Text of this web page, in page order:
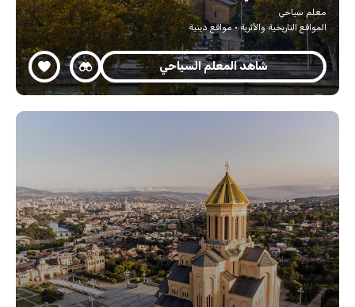
معلم سياحي
المواقع التاريخية والأثرية · مواقع دينية
شاهد المعلم السياحي